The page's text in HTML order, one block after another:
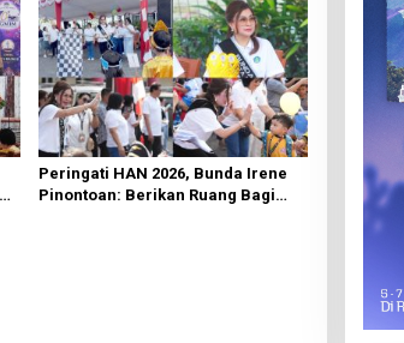
Peringati HAN 2026, Bunda Irene
Pinontoan: Berikan Ruang Bagi